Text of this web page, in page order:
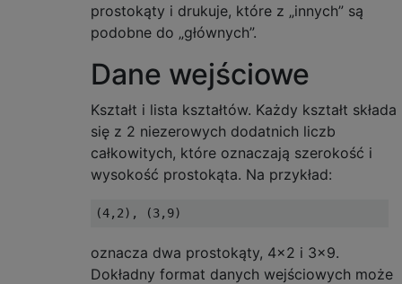
prostokąty i drukuje, które z „innych” są
podobne do „głównych”.
Dane wejściowe
Kształt i lista kształtów. Każdy kształt składa
się z 2 niezerowych dodatnich liczb
całkowitych, które oznaczają szerokość i
wysokość prostokąta. Na przykład:
oznacza dwa prostokąty, 4x2 i 3x9.
Dokładny format danych wejściowych może